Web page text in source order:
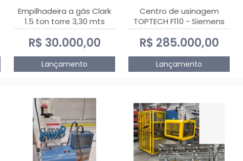
Empilhadeira a gás Clark
1.5 ton torre 3,30 mts
R$ 30.000,00
Lançamento
Centro de usinagem
TOPTECH F110 - Siemens
808D Advanced
R$ 285.000,00
Lançamento